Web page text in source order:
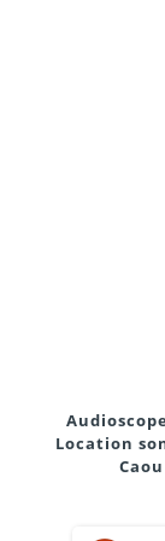
ou un
Location